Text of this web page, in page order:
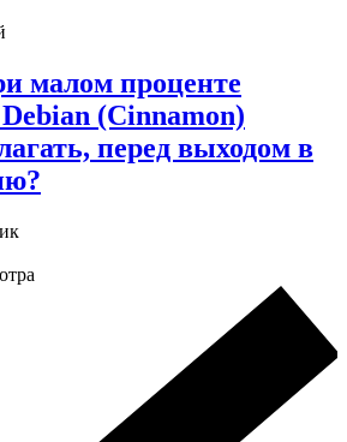
малом проценте
(Cinnamon)
перед выходом в